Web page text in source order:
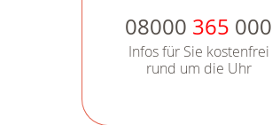
08000 365 000
Infos für Sie kostenfrei
rund um die Uhr